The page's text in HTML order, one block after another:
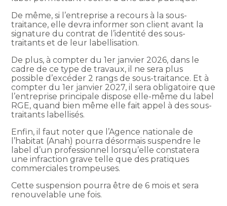
De même, si l’entreprise a recours à la sous-
traitance, elle devra informer son client avant la
signature du contrat de l’identité des sous-
traitants et de leur labellisation.
De plus, à compter du 1er janvier 2026, dans le
cadre de ce type de travaux, il ne sera plus
possible d’excéder 2 rangs de sous-traitance. Et à
compter du 1er janvier 2027, il sera obligatoire que
l’entreprise principale dispose elle-même du label
RGE, quand bien même elle fait appel à des sous-
traitants labellisés.
Enfin, il faut noter que l’Agence nationale de
l’habitat (Anah) pourra désormais suspendre le
label d’un professionnel lorsqu’elle constatera
une infraction grave telle que des pratiques
commerciales trompeuses.
Cette suspension pourra être de 6 mois et sera
renouvelable une fois.